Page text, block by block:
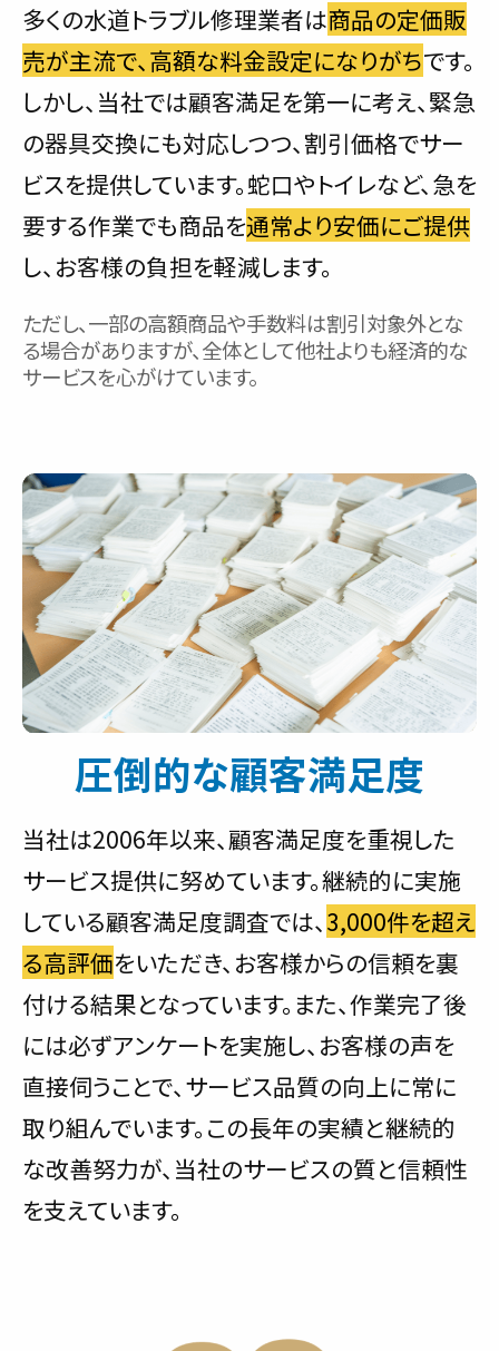
多くの水道トラブル修理業者は商品の定価販
売が主流で、高額な料金設定になりがちです。
しかし、当社では顧客満足を第一に考え、緊急
の器具交換にも対応しつつ、割引価格でサー
ビスを提供しています。蛇口やトイレなど、急を
要する作業でも商品を通常より安価にご提供
し、お客様の負担を軽減します。
ただし、一部の高額商品や手数料は割引対象外とな
る場合がありますが、全体として他社よりも経済的な
サービスを心がけています。
圧倒的な顧客満足度
当社は2006年以来、顧客満足度を重視した
サービス提供に努めています。継続的に実施
している顧客満足度調査では、 3,000件を超え
る高評価をいただき、お客様からの信頼を裏
付ける結果となっています。また、作業完了後
には必ずアンケートを実施し、お客様の声を
直接伺うことで、サービス品質の向上に常に
取り組んでいます。この長年の実績と継続的
な改善努力が、当社のサービスの質と信頼性
を支えています。